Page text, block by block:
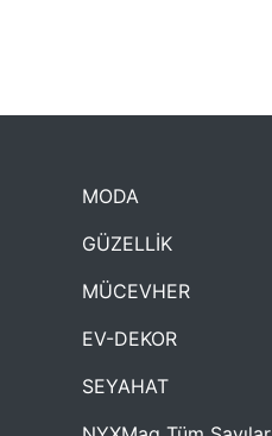
MODA
GÜZELLİK
MÜCEVHER
EV-DEKOR
SEYAHAT